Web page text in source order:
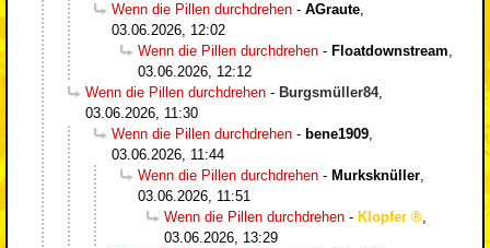
Wenn die Pillen durchdrehen - AGraute,
03.06.2026, 12:02
Wenn die Pillen durchdrehen - Floatdownstream,
03.06.2026, 12:12
Wenn die Pillen durchdrehen - Burgsmüller84,
03.06.2026, 11:30
Wenn die Pillen durchdrehen - bene1909,
03.06.2026, 11:44
Wenn die Pillen durchdrehen - Murksknüller,
03.06.2026, 11:51
Wenn die Pillen durchdrehen - Klopfer
,
03.06.2026, 13:29